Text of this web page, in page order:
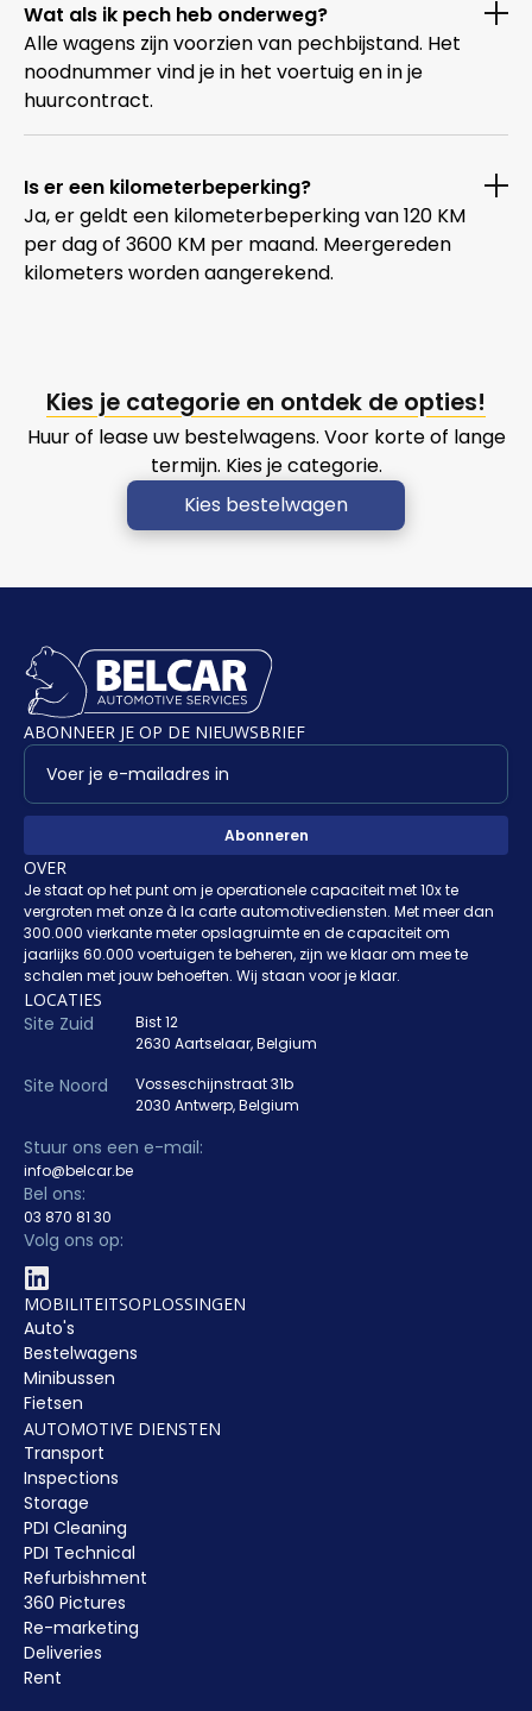
Wat als ik pech heb onderweg?
Alle wagens zijn voorzien van pechbijstand. Het
noodnummer vind je in het voertuig en in je
huurcontract.
Is er een kilometerbeperking?
Ja, er geldt een kilometerbeperking van 120 KM
per dag of 3600 KM per maand. Meergereden
kilometers worden aangerekend.
Kies je categorie en ontdek de opties!
Huur of lease uw bestelwagens. Voor korte of lange
termijn. Kies je categorie.
Kies bestelwagen
ABONNEER JE OP DE NIEUWSBRIEF
OVER
Je staat op het punt om je operationele capaciteit met 10x te
vergroten met onze à la carte automotivediensten. Met meer dan
300.000 vierkante meter opslagruimte en de capaciteit om
jaarlijks 60.000 voertuigen te beheren, zijn we klaar om mee te
schalen met jouw behoeften. Wij staan voor je klaar.
LOCATIES
Site Zuid
Bist 12
2630 Aartselaar, Belgium
Site Noord
Vosseschijnstraat 31b
2030 Antwerp, Belgium
Stuur ons een e-mail:
info@belcar.be
Bel ons:
03 870 81 30
Volg ons op:
MOBILITEITSOPLOSSINGEN
Auto's
Bestelwagens
Minibussen
Fietsen
AUTOMOTIVE DIENSTEN
Transport
Inspections
Storage
PDI Cleaning
PDI Technical
Refurbishment
360 Pictures
Re-marketing
Deliveries
Rent